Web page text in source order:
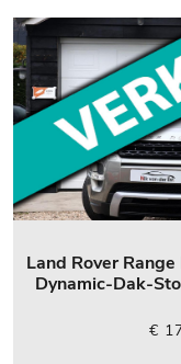
Land Rover
Dynamic-Dak-
€